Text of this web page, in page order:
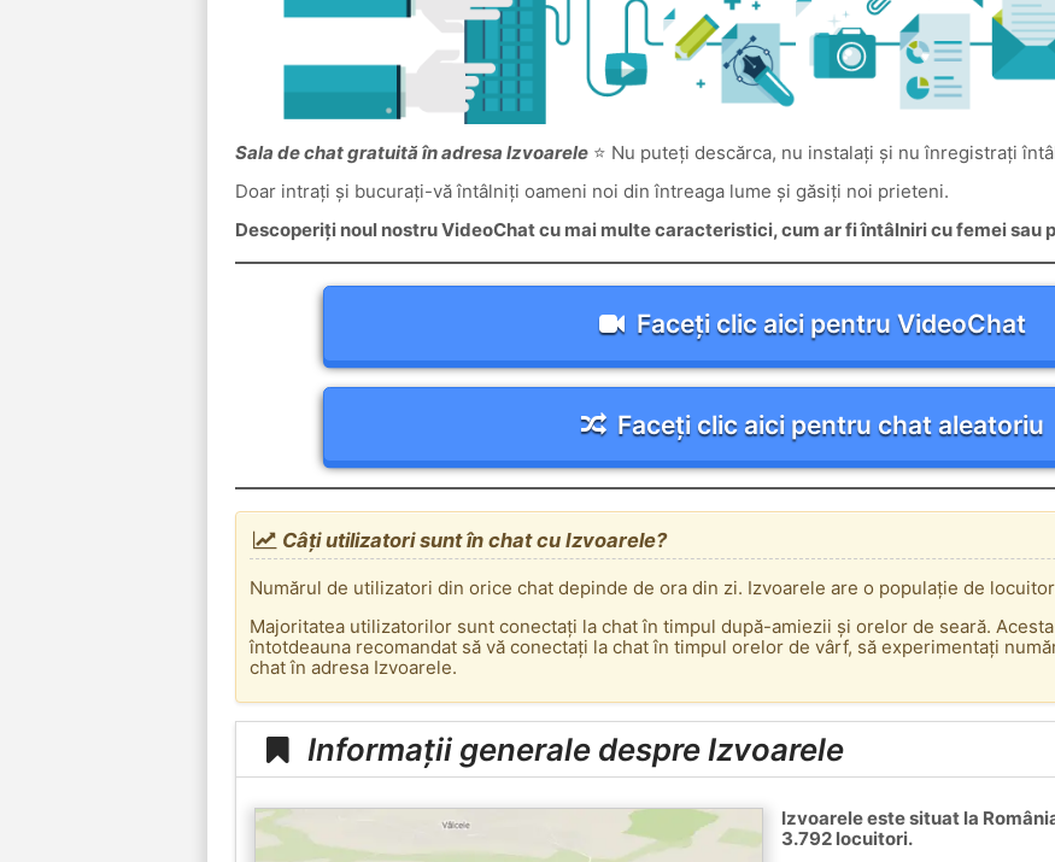
Sala de chat gratuită în adresa Izvoarele⭐ Nu puteți descărca, nu instalați și nu înregistrați
Doar intrați și bucurați-vă întâlniți oameni noi din întreaga lume și găsiți noi prieteni.
Descoperiți noul nostru VideoChat cu mai multe caracteristici, cum ar fi întâlniri cu femei sau
Faceți clic aici pentru VideoChat
Faceți clic aici pentru chat aleatoriu
Câți utilizatori sunt în chat cu Izvoarele?
Numărul de utilizatori din orice chat depinde de ora din zi. Izvoarele are o populație de
Majoritatea utilizatorilor sunt conectați la chat în timpul după-amiezii și orelor de seară.
întotdeauna recomandat să vă conectați la chat în timpul orelor de vârf, să experimentați
chat în adresa Izvoarele.
Informații generale despre Izvoarele
Izvoarele este situat la
3.792 locuitori.